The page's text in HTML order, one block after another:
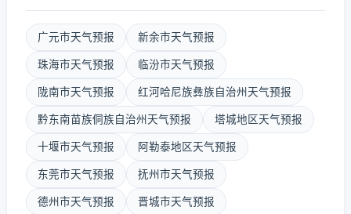
广元市天气预报 新余市天气预报
珠海市天气预报 临汾市天气预报
陇南市天气预报 红河哈尼族彝族自治州天气预报
黔东南苗族侗族自治州天气预报 塔城地区天气预报
十堰市天气预报 阿勒泰地区天气预报
东莞市天气预报 抚州市天气预报
德州市天气预报 晋城市天气预报